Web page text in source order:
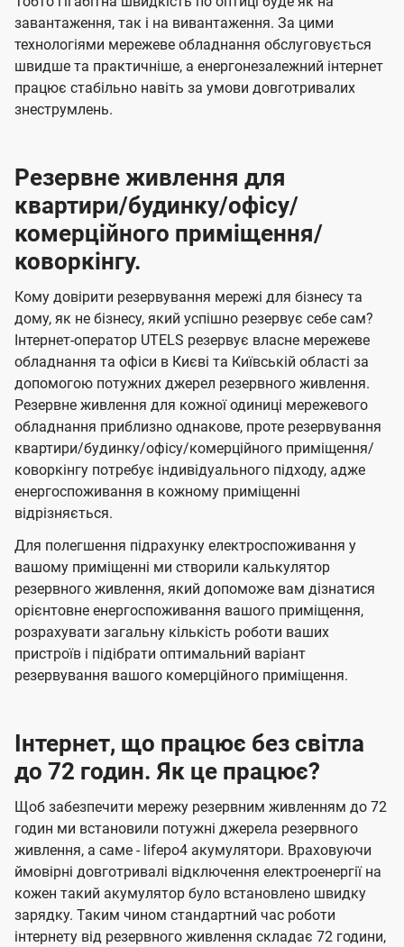
завантаження, так і на вивантаження. За цими
технологіями мережеве обладнання обслуговується
швидше та практичніше, а енергонезалежний інтернет
працює стабільно навіть за умови довготривалих
знеструмлень.
Резервне живлення для
квартири/будинку/офісу/
комерційного приміщення/
коворкінгу.
Кому довірити резервування мережі для бізнесу та
дому, як не бізнесу, який успішно резервує себе сам?
Інтернет-оператор UTELS резервує власне мережеве
обладнання та офіси в Києві та Київській області за
допомогою потужних джерел резервного живлення.
Резервне живлення для кожної одиниці мережевого
обладнання приблизно однакове, проте резервування
квартири/будинку/офісу/комерційного приміщення/
коворкінгу потребує індивідуального підходу, адже
енергоспоживання в кожному приміщенні
відрізняється.
Для полегшення підрахунку електроспоживання у
вашому приміщенні ми створили калькулятор
резервного живлення, який допоможе вам дізнатися
орієнтовне енергоспоживання вашого приміщення,
розрахувати загальну кількість роботи ваших
пристроїв і підібрати оптимальний варіант
резервування вашого комерційного приміщення.
Інтернет, що працює без світла
до 72 годин. Як це працює?
Щоб забезпечити мережу резервним живленням до 72
годин ми встановили потужні джерела резервного
живлення, а саме - lifepo4 акумулятори. Враховуючи
ймовірні довготривалі відключення електроенергії на
кожен такий акумулятор було встановлено швидку
зарядку. Таким чином стандартний час роботи
інтернету від резервного живлення складає 72 години,